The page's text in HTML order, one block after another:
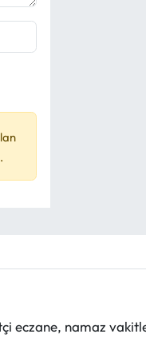
eczane, namaz